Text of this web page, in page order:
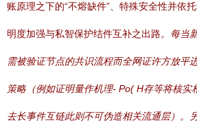
账原理之下的“不熔缺件”、特殊安全性并依
明度加强与私智保护结件互补之出路。每当
需被验证节点的共识流程而全网证许方放平
策略（例如证明量作机理- Po( H存等将核实
去长事件互链此则不可伪造相关流通层）。